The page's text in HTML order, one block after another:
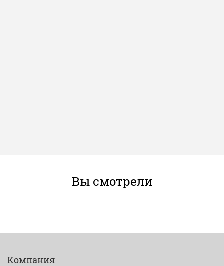
Вы смотрели
Компания